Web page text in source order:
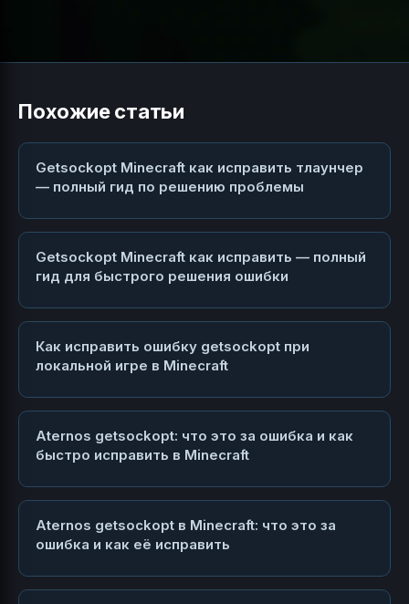
Похожие статьи
Getsockopt Minecraft как исправить тлаунчер
— полный гид по решению проблемы
Getsockopt Minecraft как исправить — полный
гид для быстрого решения ошибки
Как исправить ошибку getsockopt при
локальной игре в Minecraft
Aternos getsockopt: что это за ошибка и как
быстро исправить в Minecraft
Aternos getsockopt в Minecraft: что это за
ошибка и как её исправить